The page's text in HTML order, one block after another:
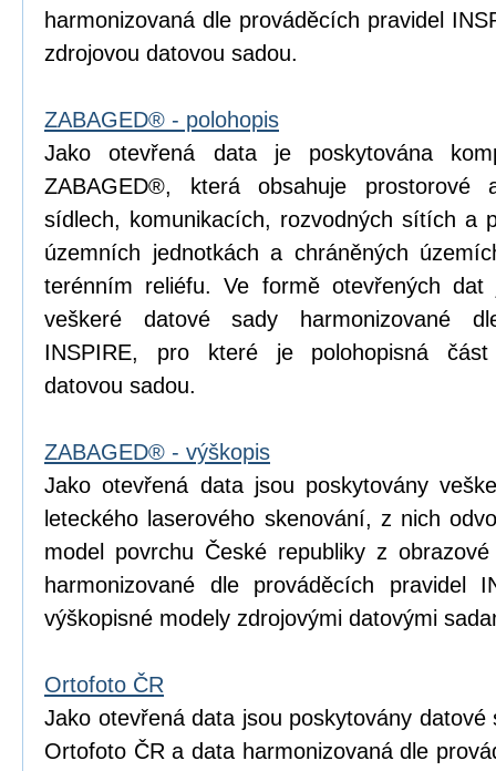
harmonizovaná dle prováděcích pravidel
zdrojovou datovou sadou.
ZABAGED® - polohopis
Jako otevřená data je poskytována
ZABAGED®, která obsahuje
sídlech, komunikacích, rozvodných sítích a
územních jednotkách a chráněných
terénním reliéfu. Ve formě otevřených
veškeré datové sady harmonizované
INSPIRE, pro které je polohopisná část
datovou sadou.
ZABAGED® - výškopis
Jako otevřená data jsou poskytovány
leteckého laserového skenování, z nich
model povrchu České republiky z
harmonizované dle prováděcích pravidel
výškopisné modely zdrojovými datovými
Ortofoto ČR
Jako otevřená data jsou poskytovány
Ortofoto ČR a data harmonizovaná dle